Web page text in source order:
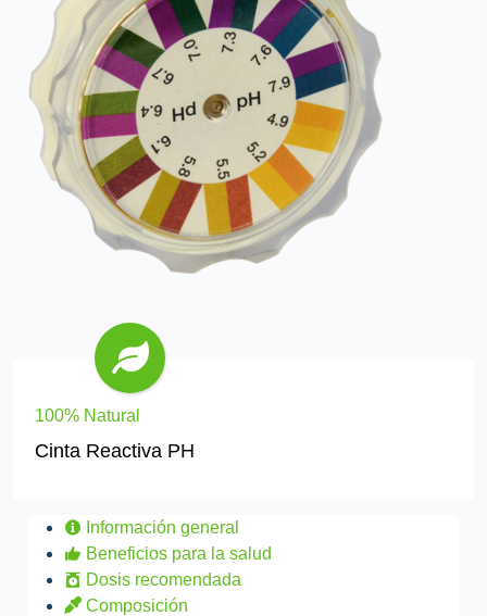
100% Natural
Cinta Reactiva PH
Información general
Beneficios para la salud
Dosis recomendada
Composición